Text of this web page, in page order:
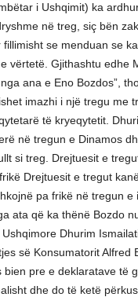
i Ushqimit) ka
në treg, siç bën
se menduan se
vërtetë. Gjithashtu edhe
ana e Eno Bozdos”,
imazhi i një tregu me
të kryeqytetit.
në tregun e Dinamos
si treg. Drejtuesit e
Drejtuesit e tregut
pa frikë në tregun e
ata që ka thënë Bozdo
Dhurim
së Konsumatorit Alfred
bien pre e deklaratave të
dhe do të ketë